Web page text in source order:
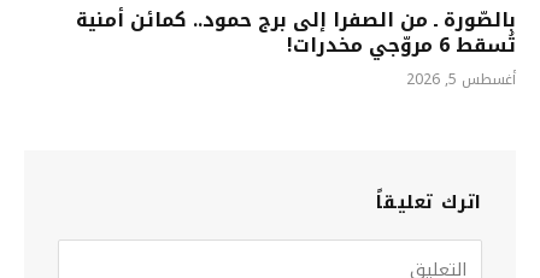
بالصّورة ـ من الصفرا إلى برج حمود.. كمائن أمنية
تُسقط 6 مروّجي مخدرات!
أغسطس 5, 2026
اترك تعليقاً